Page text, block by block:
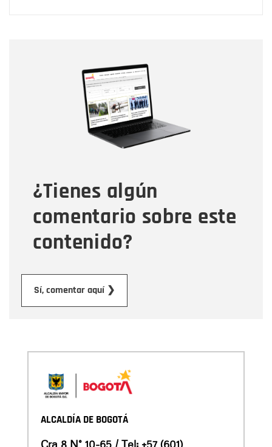
¿Tienes algún
comentario sobre este
contenido?
Sí, comentar aquí ❯
Correo electrónico
Tipo de comentario
Mensaje
ALCALDÍA DE BOGOTÁ
Cra 8 N° 10-65 / Tel: +57 (601)